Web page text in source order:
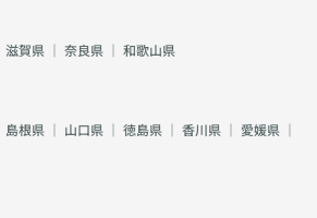
滋賀県 ｜ 奈良県 ｜ 和歌山県
島根県 ｜ 山口県 ｜ 徳島県 ｜ 香川県 ｜ 愛媛県 ｜